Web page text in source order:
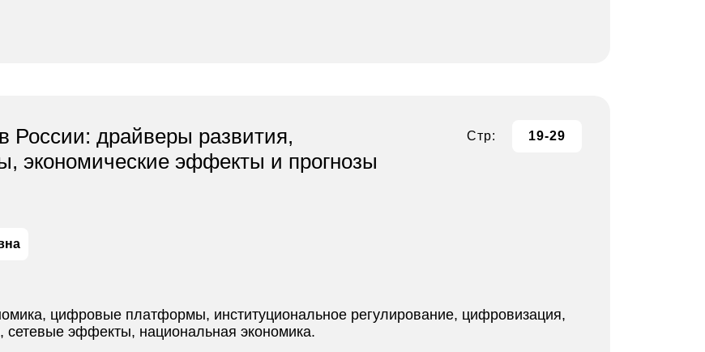
России: драйверы развития,
экономические эффекты и прогнозы
Стр: 19-29
цифровые платформы, институциональное регулирование, цифровизация,
сетевые эффекты, национальная экономика.